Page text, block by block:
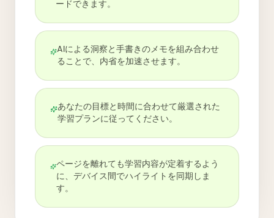
ードできます。
AIによる洞察と手書きのメモを組み合わせ
ることで、内省を加速させます。
あなたの目標と時間に合わせて厳選された
学習プランに従ってください。
ページを離れても学習内容が定着するよう
に、デバイス間でハイライトを同期しま
す。